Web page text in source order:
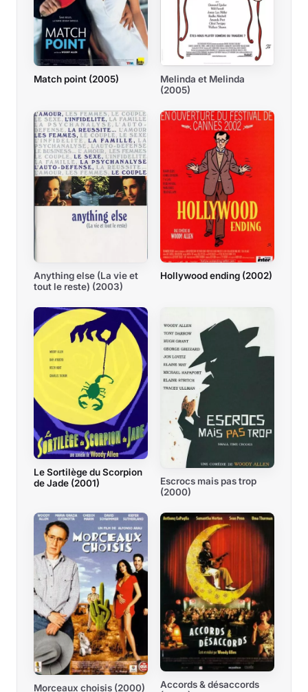
Match point (2005)
Melinda et Melinda
(2005)
Anything else (La vie et
tout le reste) (2003)
Hollywood ending (2002)
Le Sortilège du Scorpion
de Jade (2001)
Escrocs mais pas trop
(2000)
Morceaux choisis (2000)
Accords & désaccords